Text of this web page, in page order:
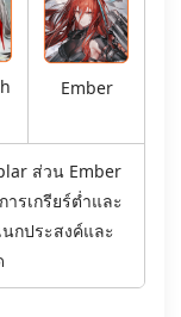
Ember
ส่วน Ember
รเกรียร์ต่ำและ
กประสงค์และ